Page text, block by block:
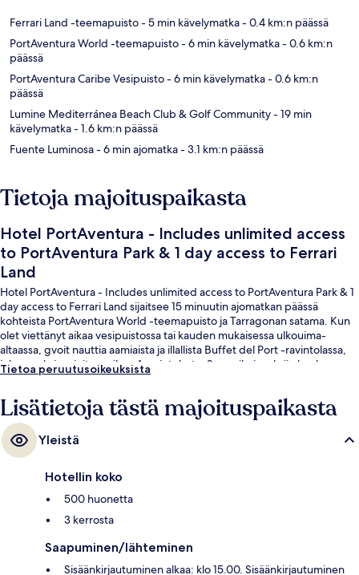
Ferrari Land -teemapuisto- 5 min kävelymatka- 0.4 km:n päässä
PortAventura World -teemapuisto- 6 min kävelymatka- 0.6 km:n
päässä
PortAventura Caribe Vesipuisto- 6 min kävelymatka- 0.6 km:n
päässä
Lumine Mediterránea Beach Club & Golf Community- 19 min
kävelymatka- 1.6 km:n päässä
Fuente Luminosa- 6 min ajomatka- 3.1 km:n päässä
Tietoja majoituspaikasta
Hotel PortAventura - Includes unlimited access
to PortAventura Park & 1 day access to Ferrari
Land
Hotel PortAventura - Includes unlimited access to PortAventura Park & 1
day access to Ferrari Land sijaitsee 15 minuutin ajomatkan päässä
kohteista PortAventura World -teemapuisto ja Tarragonan satama. Kun
olet viettänyt aikaa vesipuistossa tai kauden mukaisessa ulkouima-
altaassa, gvoit nauttia aamiaista ja illallista Buffet del Port -ravintolassa,
joka on yksi majoituspaikan 4 ravintolasta. Sen erikoisuuksiin kuuluu
kansainvälinen keittiö. Allasbaari, tapaamiset teemapuiston hahmojen
Tietoa peruutusoikeuksista
Lisätietoja tästä majoituspaikasta
Yleistä
Hotellin koko
500 huonetta
3 kerrosta
Saapuminen/lähteminen
Sisäänkirjautuminen alkaa: klo 15.00. Sisäänkirjautuminen